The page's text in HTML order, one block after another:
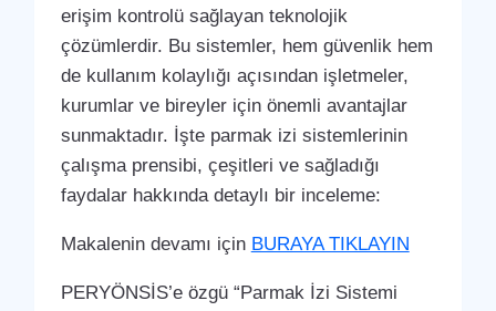
erişim kontrolü sağlayan teknolojik
çözümlerdir. Bu sistemler, hem güvenlik hem
de kullanım kolaylığı açısından işletmeler,
kurumlar ve bireyler için önemli avantajlar
sunmaktadır. İşte parmak izi sistemlerinin
çalışma prensibi, çeşitleri ve sağladığı
faydalar hakkında detaylı bir inceleme:
Makalenin devamı için BURAYA TIKLAYIN
PERYÖNSİS’e özgü “Parmak İzi Sistemi